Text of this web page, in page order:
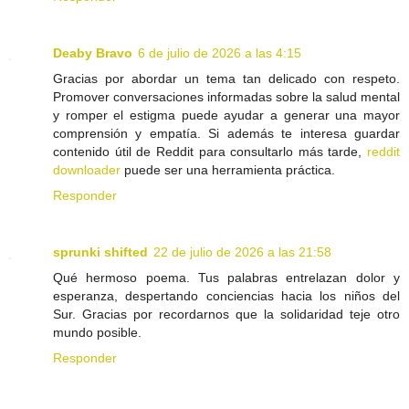
Deaby Bravo 6 de julio de 2026 a las 4:15
Gracias por abordar un tema tan delicado con respeto.
Promover conversaciones informadas sobre la salud mental
y romper el estigma puede ayudar a generar una mayor
comprensión y empatía. Si además te interesa guardar
contenido útil de Reddit para consultarlo más tarde, reddit
downloader puede ser una herramienta práctica.
Responder
sprunki shifted 22 de julio de 2026 a las 21:58
Qué hermoso poema. Tus palabras entrelazan dolor y
esperanza, despertando conciencias hacia los niños del
Sur. Gracias por recordarnos que la solidaridad teje otro
mundo posible.
Responder